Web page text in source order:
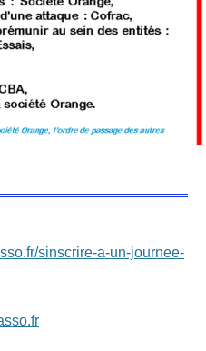
sinscrire-a-un-journee-